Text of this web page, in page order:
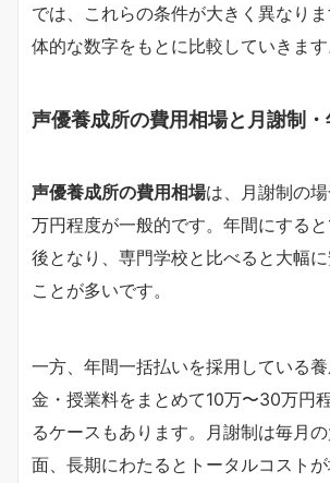
では、これらの条件が大きく異なり
体的な数字をもとに比較していきます
声優養成所の費用相場と月謝制
声優養成所の費用相場は、月謝制の
万円程度が一般的です。年間にする
後となり、専門学校と比べると大幅
ことが多いです。
一方、年間一括払いを採用している
金・授業料をまとめて10万〜30万円
るケースもあります。月謝制は毎月
面、長期にわたるとトータルコスト